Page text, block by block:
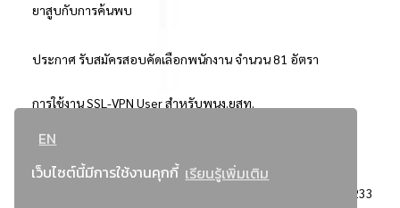
EN
เว็บไซต์นี้มีการใช้งานคุกกี้ เรียนรู้เพิ่มเติม
ยาสูบกับการค้นพบ
ประกาศ รับสมัครสอบคัดเลือกพนักงาน จำนวน 81 อัตรา
การใช้งาน SSL-VPN User สำหรับพนง.ยสท.
..ยอดนิยม..
3233